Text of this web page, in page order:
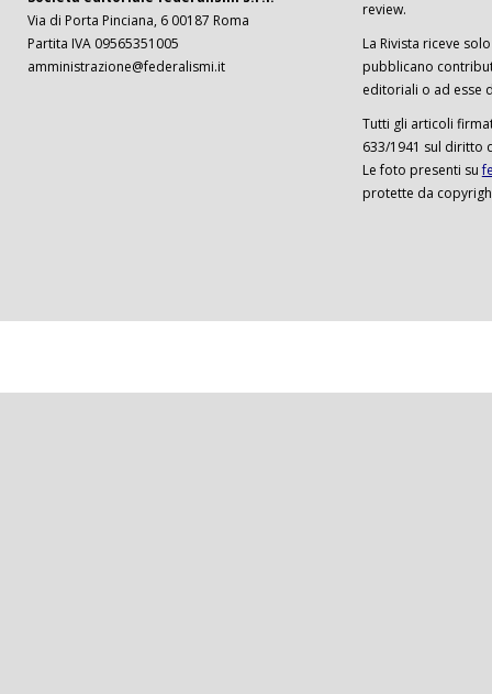
Via di Porta Pinciana, 6 00187 Roma
Partita IVA 09565351005
amministrazione@federalismi.it
review.
La Rivista riceve
pubblicano
editoriali o ad esse
Tutti gli articoli
633/1941 sul diritto
Le foto presenti su
protette da